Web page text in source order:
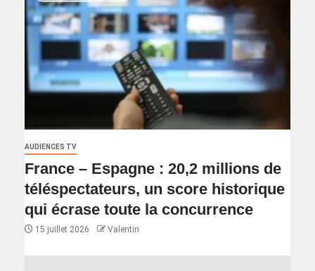
AUDIENCES TV
France – Espagne : 20,2 millions de
téléspectateurs, un score historique
qui écrase toute la concurrence
15 juillet 2026 Valentin